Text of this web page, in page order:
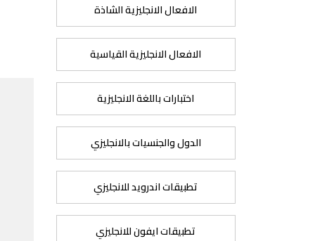
الافعال الانجليزية الشاذة
الافعال الانجليزية القياسية
اختبارات باللغة الانجليزية
الدول والجنسيات بالانجليزي
تطبيقات اندرويد للانجليزي
تطبيقات ايفون للانجليزي